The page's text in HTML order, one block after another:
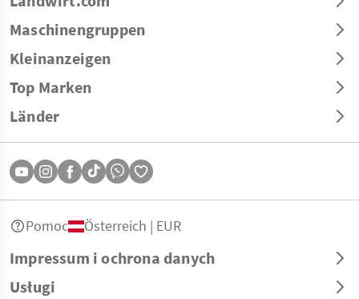
Maschinengruppen
Kleinanzeigen
Top Marken
Länder
Impressum i ochrona danych
Usługi
Pomoc Österreich | EUR